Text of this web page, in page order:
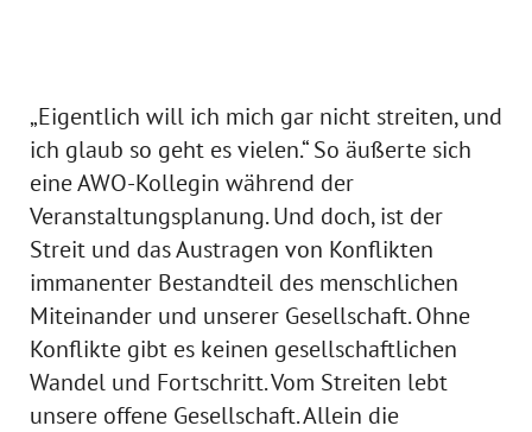
„Eigentlich will ich mich gar nicht streiten, und
ich glaub so geht es vielen.“ So äußerte sich
eine AWO-Kollegin während der
Veranstaltungsplanung. Und doch, ist der
Streit und das Austragen von Konflikten
immanenter Bestandteil des menschlichen
Miteinander und unserer Gesellschaft. Ohne
Konflikte gibt es keinen gesellschaftlichen
Wandel und Fortschritt. Vom Streiten lebt
unsere offene Gesellschaft. Allein die